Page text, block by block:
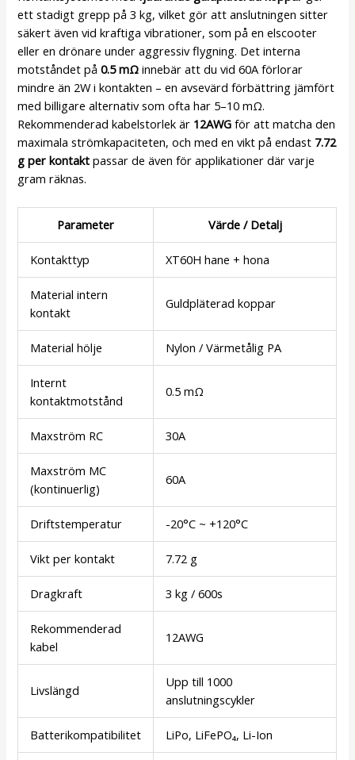
ett stadigt grepp på 3 kg, vilket gör att anslutningen sitter
säkert även vid kraftiga vibrationer, som på en elscooter
eller en drönare under aggressiv flygning. Det interna
motståndet på0.5 mΩ innebär att du vid 60A förlorar
mindre än 2W i kontakten – en avsevärd förbättring jämfört
med billigare alternativ som ofta har 5–10 mΩ.
Rekommenderad kabelstorlek är 12AWG för att matcha den
maximala strömkapaciteten, och med en vikt på endast 7.72
g per kontakt passar de även för applikationer där varje
gram räknas.
Parameter Värde / Detalj
Kontakttyp XT60H hane + hona
Material intern
kontakt
Guldpläterad koppar
Material hölje Nylon / Värmetålig PA
Internt
kontaktmotstånd
0.5 mΩ
Maxström RC 30A
Maxström MC
(kontinuerlig)
60A
Driftstemperatur -20°C ~ +120°C
Vikt per kontakt 7.72 g
Dragkraft 3 kg / 600s
Rekommenderad
kabel
12AWG
Livslängd
Upp till 1000
anslutningscykler
Batterikompatibilitet LiPo, LiFePO₄, Li-Ion